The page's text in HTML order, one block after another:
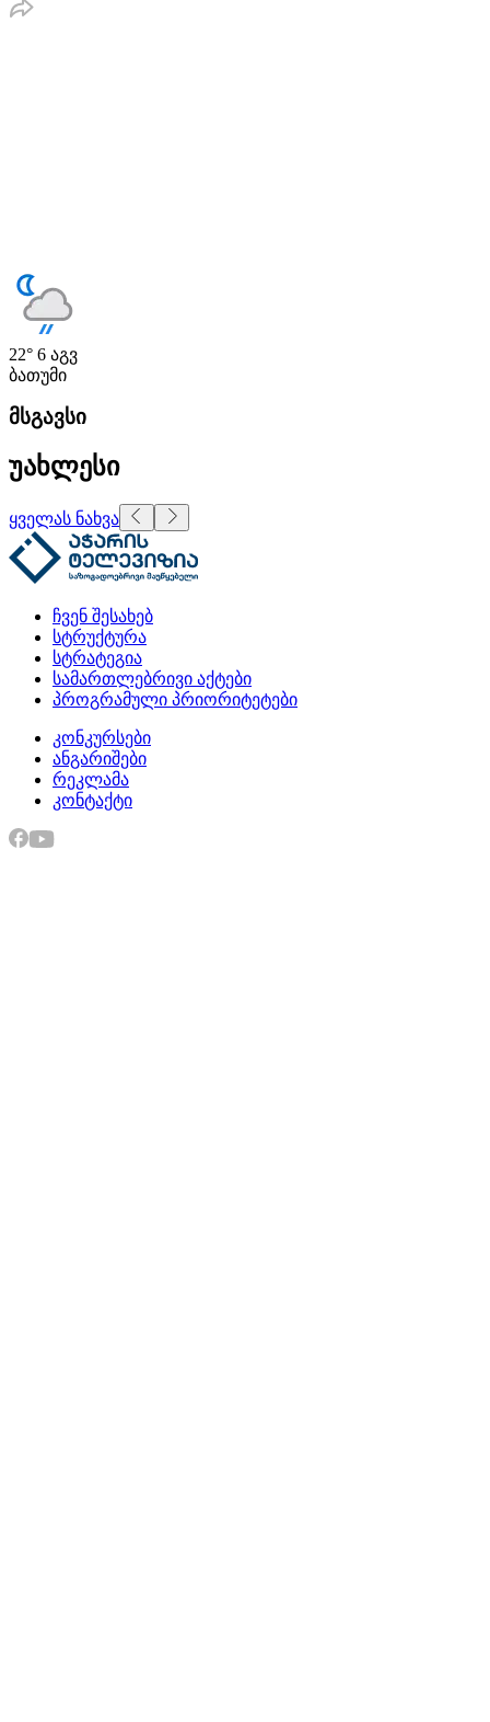
22° 6 აგვ
ბათუმი
მსგავსი
უახლესი
ყველას ნახვა
ჩვენ შესახებ
სტრუქტურა
სტრატეგია
სამართლებრივი აქტები
პროგრამული პრიორიტეტები
კონკურსები
ანგარიშები
რეკლამა
კონტაქტი